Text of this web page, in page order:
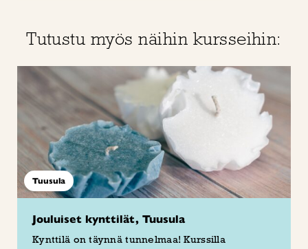
Tutustu myös näihin kursseihin:
Tuusula
Jouluiset kynttilät, Tuusula
Kynttilä on täynnä tunnelmaa! Kurssilla